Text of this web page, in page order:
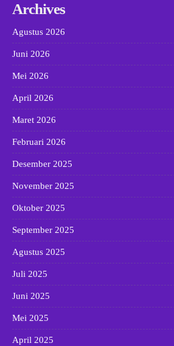
Archives
Agustus 2026
Juni 2026
Mei 2026
April 2026
Maret 2026
Februari 2026
Desember 2025
November 2025
Oktober 2025
September 2025
Agustus 2025
Juli 2025
Juni 2025
Mei 2025
April 2025